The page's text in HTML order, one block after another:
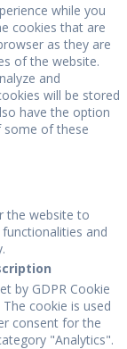
while you
cookies that are
as they are
of the website.
and
will be stored
have the option
of these
the website to
and
by GDPR Cookie
cookie is used
consent for the
"Analytics".